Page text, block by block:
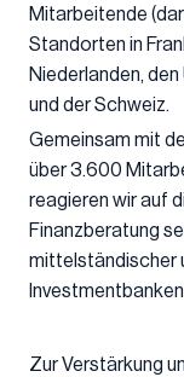
Mitarbeitende
Standorten in
Niederlanden, den
und der Schweiz.
Gemeinsam mit
über 3.600
reagieren wir auf
Finanzberatung
mittelständischer
Zur Verstärkung